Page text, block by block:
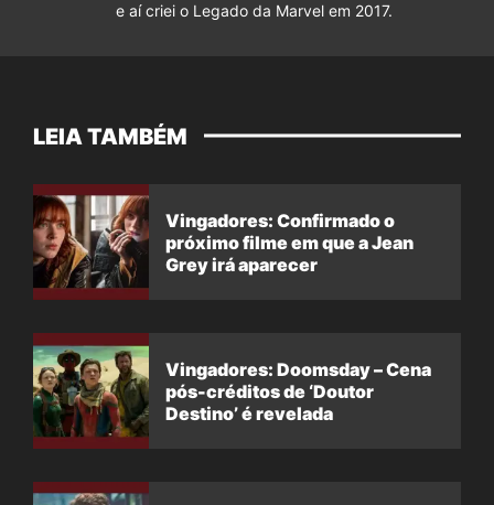
e aí criei o Legado da Marvel em 2017.
LEIA TAMBÉM
Vingadores: Confirmado o
próximo filme em que a Jean
Grey irá aparecer
Vingadores: Doomsday – Cena
pós-créditos de ‘Doutor
Destino’ é revelada